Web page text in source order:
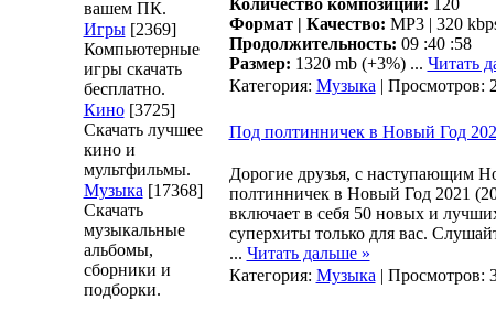
вашем ПК.
Игры [2369]
Компьютерные
игры скачать
бесплатно.
Кино [3725]
Скачать лучшее
кино и
мультфильмы.
Музыка [17368]
Скачать
музыкальные
альбомы,
сборники и
подборки.
Количество композиций: 120
Формат | Качество: MP3 | 320
Продолжительность: 09 :40 :58
Размер: 1320 mb (+3%) ... Читать
Категория: Музыка| Просмотров:
Под полтинничек в Новый Год
Дорогие друзья, с наступающим
полтинничек в Новый Год 2021
включает в себя 50 новых и
суперхиты только для вас.
... Читать дальше »
Категория: Музыка| Просмотров: